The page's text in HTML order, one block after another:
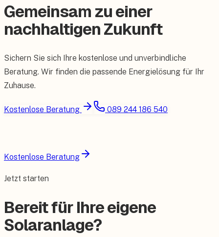
Gemeinsam zu einer
nachhaltigen Zukunft
Sichern Sie sich Ihre kostenlose und unverbindliche
Beratung. Wir finden die passende Energielösung für Ihr
Zuhause.
Kostenlose Beratung 089 244 186 540
Kostenlose Beratung
Jetzt starten
Bereit für Ihre eigene
Solaranlage?